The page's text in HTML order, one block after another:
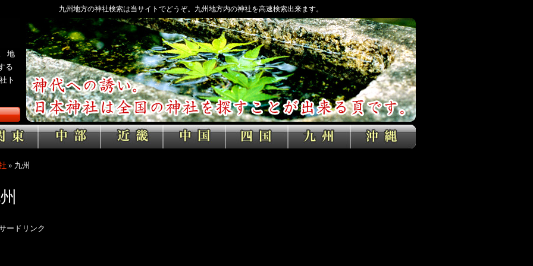
九州地方の神社検索は当サイトでどうぞ。九州地方内の神社を高速検索出来ます。
地
る
ト
» 九州
ードリンク